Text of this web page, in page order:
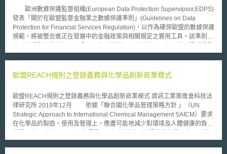
個人健康、財務資料或其他足資識別個人之資料，並定義禁止及限制交易的
型態。同時，最終規則除設有若干豁免交易類型外，也定有一般及特別許可
交易規定，並授權司法部得核發、修改或撤銷前述許可。一般許可交易的類
型將由總檢察長另行公布；特別許可則由總檢察長依個案酌情例外核准。
該規則課予交易方持續報告（reporting）、盡職調查（due diligence）、
資訊或美國國民大量敏感個人資訊之商業交易，例如投資、雇傭、資料仲介
人獲取該類特定資訊的風險。最後，該規則定有民事罰款（37萬美金以
施。
歐洲數據保護監督組織(European Data Protection Supervipsor,EDPS)
發表「關於在歐盟監督金融業之數據保護準則」(Guidelines on Data
Protection for Financial Services Regulation)，以作為確保歐盟的數據保護
規範，將被整合進正在發展中的金融政策與相關規定之實用工具。該準則為
控、記錄保留、回報、以及資訊交換這些存有侵犯個人資料和隱私權風險的
監督政策的制定，其中一些重要的建議如下： (1)應評估資訊之處理是否可
期限並給予正當化依據。 (4)建立個人資料傳輸至歐盟外的正當法律依據。
(5)提供個人資料保護權利的適當保障。 (6)衡量適當的數據安全保護措施。
(7)應為數據處理的監督提供特定之程序。 有鑒於2008年金融危機的影
響，該準則透過提供一個能確保個人資料被妥善保護的有效方法，期以重建
金融市場的信心。Giovani Buttarelli，作為新任歐洲數據保護監督委員，在
的成長不斷增加，確保各行業的個人資料得以受到保護也益顯重要。歐洲數
歐盟REACH規則之登錄義務與化學品創新商業模式
歐盟REACH規則之登錄義務與化學品創新商業模式 資訊工業策進會科技法
律研究所 2019年12月 依據「聯合國化學品管理策略方針 」（UN
Strategic Approach to International Chemical Management SAICM）要求
在化學品的製造、使用及管理上，應盡可能地減少對環境及人體健康的負面
少有毒物化學物質與危險材料的釋出，將全球的回收與安全再使用率提高，